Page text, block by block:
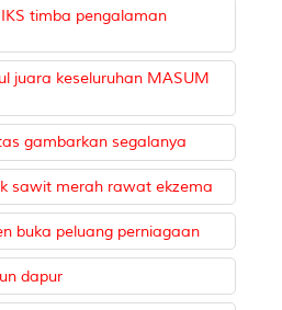
timba pengalaman
juara keseluruhan MASUM
gambarkan segalanya
sawit merah rawat ekzema
buka peluang perniagaan
dapur